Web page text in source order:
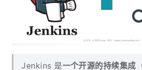
Jenkins 是一个开源的持续集